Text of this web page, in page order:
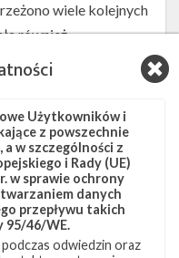
wiele kolejnych
również
prace nad
Ship 20
udział w locie
- 18th July
18, 2021
Użytkowników i
z powszechnie
w szczególności z
i Rady (UE)
w sprawie ochrony
danych
przepływu takich
95/46/WE.
odwiedzin oraz